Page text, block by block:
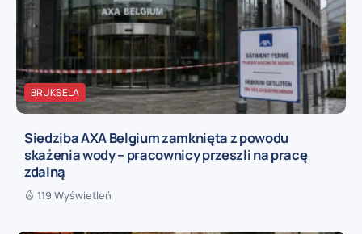
BRUKSELA
Siedziba AXA Belgium zamknięta z powodu
skażenia wody – pracownicy przeszli na pracę
zdalną
119 Wyświetleń